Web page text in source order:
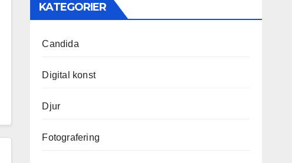
KATEGORIER
Candida
Digital konst
Djur
Fotografering